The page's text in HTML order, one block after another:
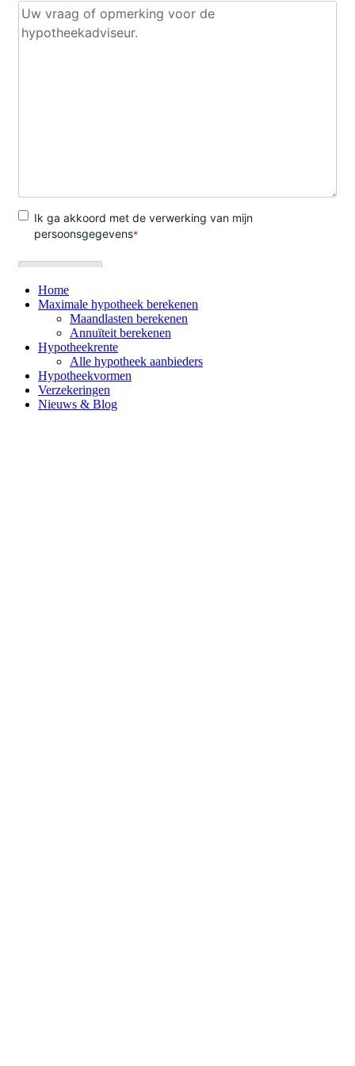
Home
Maximale hypotheek berekenen
Maandlasten berekenen
Annuïteit berekenen
Hypotheekrente
Alle hypotheek aanbieders
Hypotheekvormen
Verzekeringen
Nieuws & Blog